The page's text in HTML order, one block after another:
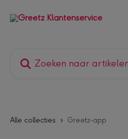
Alle collecties Greetz-app